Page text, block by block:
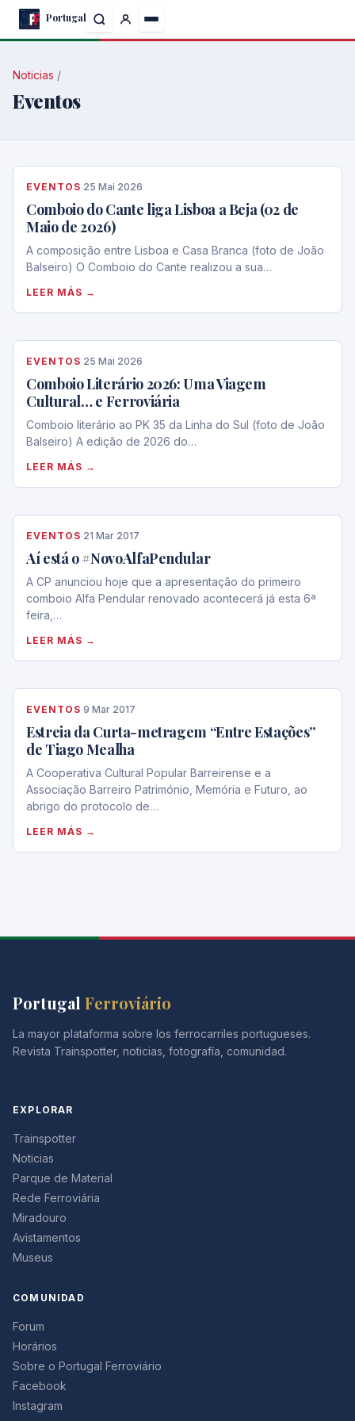
Skip
content
Portugal
Noticias /
Eventos
EVENTOS·25 Mai 2026
Comboio do Cante liga Lisboa a Beja (02 de
Maio de 2026)
A composição entre Lisboa e Casa Branca (foto de João
Balseiro) O Comboio do Cante realizou a sua…
LEER MÁS →
EVENTOS·25 Mai 2026
Comboio Literário 2026: Uma Viagem
Cultural… e Ferroviária
Comboio literário ao PK 35 da Linha do Sul (foto de João
Balseiro) A edição de 2026 do…
LEER MÁS →
EVENTOS·21 Mar 2017
Aí está o #NovoAlfaPendular
A CP anunciou hoje que a apresentação do primeiro
comboio Alfa Pendular renovado acontecerá já esta 6ª
feira,…
LEER MÁS →
EVENTOS·9 Mar 2017
Estreia da Curta-metragem “Entre Estações”
de Tiago Mealha
A Cooperativa Cultural Popular Barreirense e a
Associação Barreiro Património, Memória e Futuro, ao
abrigo do protocolo de…
LEER MÁS →
Portugal Ferroviário
La mayor plataforma sobre los ferrocarriles portugueses.
Revista Trainspotter, noticias, fotografía, comunidad.
EXPLORAR
Trainspotter
Noticias
Parque de Material
Rede Ferroviária
Miradouro
Avistamentos
Museus
COMUNIDAD
Forum
Horários
Sobre o Portugal Ferroviário
Facebook
Instagram